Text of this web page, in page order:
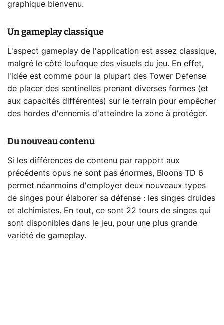
graphique bienvenu.
Un gameplay classique
L'aspect gameplay de l'application est assez classique,
malgré le côté loufoque des visuels du jeu. En effet,
l'idée est comme pour la plupart des Tower Defense
de placer des sentinelles prenant diverses formes (et
aux capacités différentes) sur le terrain pour empêcher
des hordes d'ennemis d'atteindre la zone à protéger.
Du nouveau contenu
Si les différences de contenu par rapport aux
précédents opus ne sont pas énormes, Bloons TD 6
permet néanmoins d'employer deux nouveaux types
de singes pour élaborer sa défense : les singes druides
et alchimistes. En tout, ce sont 22 tours de singes qui
sont disponibles dans le jeu, pour une plus grande
variété de gameplay.